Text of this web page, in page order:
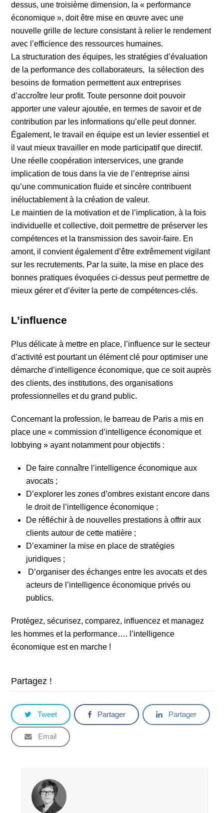
dessus, une troisième dimension, la « performance
économique », doit être mise en œuvre avec une
nouvelle grille de lecture consistant à relier le rendement
avec l’efficience des ressources humaines.
La structuration des équipes, les stratégies d’évaluation
de la performance des collaborateurs, la sélection des
besoins de formation permettent aux entreprises
d’accroître leur profit. Toute personne doit pouvoir
apporter une valeur ajoutée, en termes de savoir et de
contribution par les informations qu’elle peut donner.
Également, le travail en équipe est un levier essentiel et
il vaut mieux travailler en mode participatif que directif.
Une réelle coopération interservices, une grande
implication de tous dans la vie de l’entreprise ainsi
qu’une communication fluide et sincère contribuent
inéluctablement à la création de valeur.
Le maintien de la motivation et de l’implication, à la fois
individuelle et collective, doit permettre de préserver les
compétences et la transmission des savoir-faire. En
amont, il convient également d’être extrêmement vigilant
sur les recrutements. Par la suite, la mise en place des
bonnes pratiques évoquées ci-dessus peut permettre de
mieux gérer et d’éviter la perte de compétences-clés.
L’influence
Plus délicate à mettre en place, l’influence sur le secteur
d’activité est pourtant un élément clé pour optimiser une
démarche d’intelligence économique, que ce soit auprès
des clients, des institutions, des organisations
professionnelles et du grand public.
Concernant la profession, le barreau de Paris a mis en
place une « commission d’intelligence économique et
lobbying » ayant notamment pour objectifs :
De faire connaître l’intelligence économique aux
avocats ;
D’explorer les zones d’ombres existant encore dans
le droit de l’intelligence économique ;
De réfléchir à de nouvelles prestations à offrir aux
clients autour de cette matière ;
D’examiner la mise en place de stratégies
juridiques ;
D’organiser des échanges entre les avocats et des
acteurs de l’intelligence économique privés ou
publics.
Protégez, sécurisez, comparez, influencez et managez
les hommes et la performance…. l’intelligence
économique est en marche !
Partagez !
Tweet Partager Partager
Email